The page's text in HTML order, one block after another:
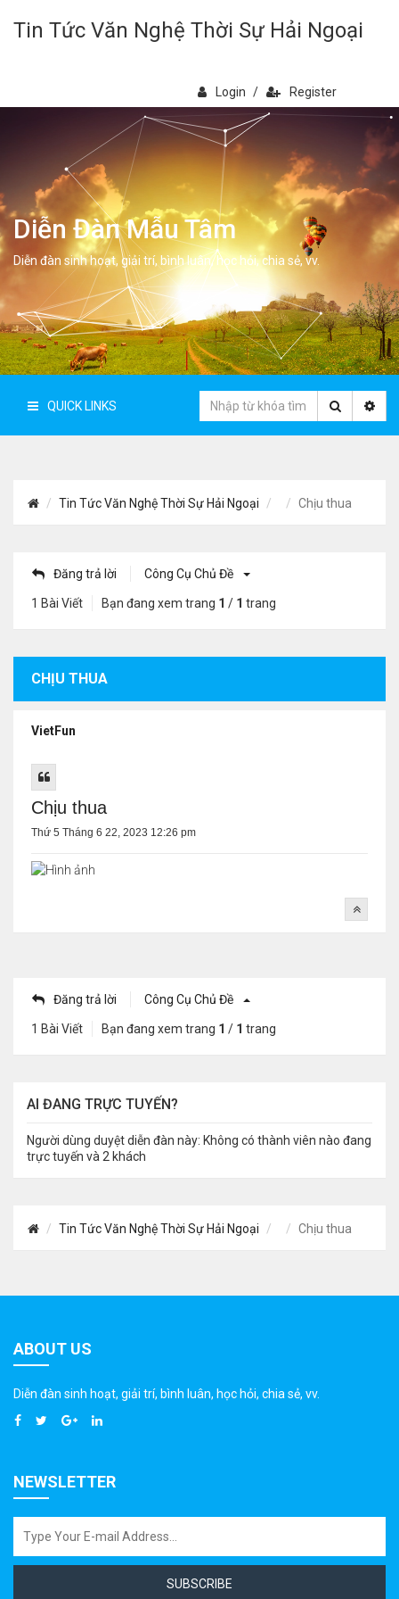
Tin Tức Văn Nghệ Thời Sự Hải Ngoại
Login / Register
Diễn Đàn Mẫu Tâm
Diễn đàn sinh hoạt, giải trí, bình luân, học hỏi, chia sẻ, vv.
QUICK LINKS
Tin Tức Văn Nghệ Thời Sự Hải Ngoại Chịu thua
Đăng trả lời Công Cụ Chủ Đề
1 Bài Viết Bạn đang xem trang 1 / 1 trang
CHỊU THUA
VietFun
Chịu thua
Thứ 5 Tháng 6 22, 2023 12:26 pm
Đăng trả lời Công Cụ Chủ Đề
1 Bài Viết Bạn đang xem trang 1 / 1 trang
AI ĐANG TRỰC TUYẾN?
Người dùng duyệt diễn đàn này: Không có thành viên nào đang
trực tuyến và 2 khách
Tin Tức Văn Nghệ Thời Sự Hải Ngoại Chịu thua
ABOUT US
Diễn đàn sinh hoạt, giải trí, bình luân, học hỏi, chia sẻ, vv.
NEWSLETTER
SUBSCRIBE